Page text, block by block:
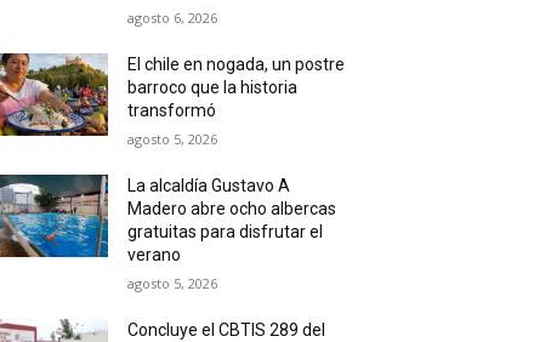
agosto 6, 2026
El chile en nogada, un postre
barroco que la historia
transformó
agosto 5, 2026
La alcaldía Gustavo A
Madero abre ocho albercas
gratuitas para disfrutar el
verano
agosto 5, 2026
Concluye el CBTIS 289 del